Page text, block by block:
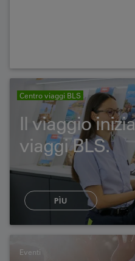
Centro viaggi BLS
Il viaggio
viaggi BLS.
PÌU
Eventi